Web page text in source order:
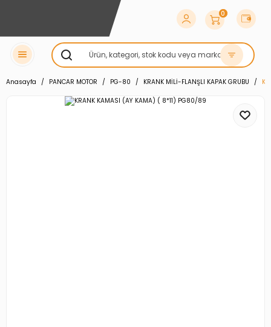
0
Anasayfa PANCAR MOTOR PG-80 KRANK MİLİ-FLANŞLI KAPAK GRUBU